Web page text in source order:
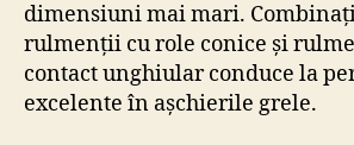
dimensiuni mai mari.
rulmenții cu role conice și
contact unghiular conduce la
excelente în așchierile grele.